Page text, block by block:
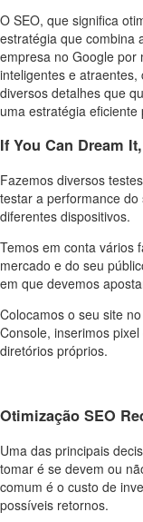
O SEO, que significa
estratégia que combina
empresa no Google por
inteligentes e
diversos detalhes que
uma estratégia
If You Can Dream
Fazemos diversos
testar a performance
diferentes dispositivos.
Temos em conta vários
mercado e do seu
em que devemos
Colocamos o seu site
Console, inserimos
diretórios próprios.
Otimização SEO
Uma das principais
tomar é se devem ou
comum é o custo de
possíveis retornos.